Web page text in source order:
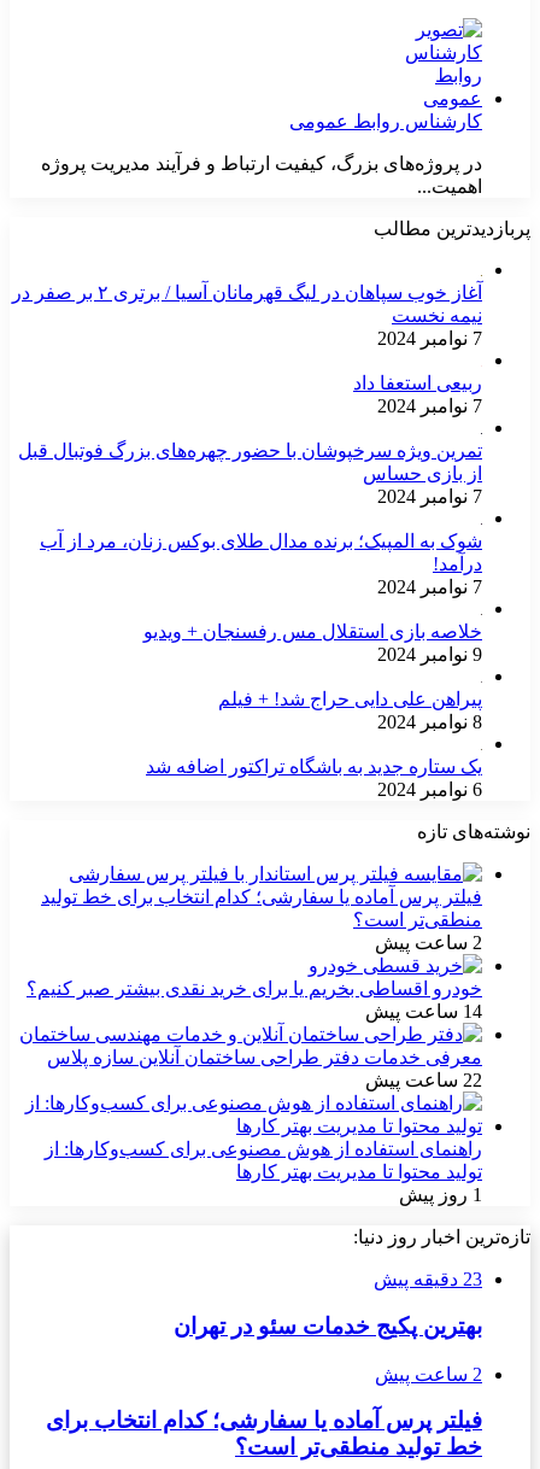
کارشناس روابط عمومی
در پروژه‌های بزرگ، کیفیت ارتباط و فرآیند مدیریت پروژه
اهمیت...
پربازدیدترین مطالب
آغاز خوب سپاهان در لیگ قهرمانان آسیا / برتری ۲ بر صفر در
نیمه نخست
7 نوامبر 2024
ربیعی استعفا داد
7 نوامبر 2024
تمرین ویژه سرخپوشان با حضور چهره‌های بزرگ فوتبال قبل
از بازی حساس
7 نوامبر 2024
شوک به المپیک؛ برنده مدال طلای بوکس زنان، مرد از آب
درآمد!
7 نوامبر 2024
خلاصه بازی استقلال مس رفسنجان + ویدیو
9 نوامبر 2024
پیراهن علی دایی حراج شد! + فیلم
8 نوامبر 2024
یک ستاره جدید به باشگاه تراکتور اضافه شد
6 نوامبر 2024
نوشته‌های تازه
فیلتر پرس آماده یا سفارشی؛ کدام انتخاب برای خط تولید
منطقی‌تر است؟
2 ساعت پیش
خودرو اقساطی بخریم یا برای خرید نقدی بیشتر صبر کنیم؟
14 ساعت پیش
معرفی خدمات دفتر طراحی ساختمان آنلاین سازه پلاس
22 ساعت پیش
راهنمای استفاده از هوش مصنوعی برای کسب‌وکارها: از
تولید محتوا تا مدیریت بهتر کارها
1 روز پیش
تازه‌ترین اخبار روز دنیا:
23 دقیقه پیش
بهترین پکیج خدمات سئو در تهران
2 ساعت پیش
فیلتر پرس آماده یا سفارشی؛ کدام انتخاب برای
خط تولید منطقی‌تر است؟